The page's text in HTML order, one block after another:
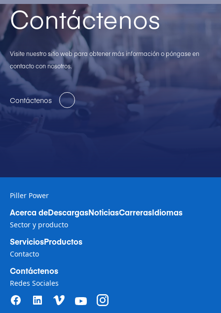
Contáctenos
Visite nuestro sitio web para obtener más información o póngase en
contacto con nosotros.
Contáctenos
Piller Power
Acerca deDescargasNoticiasCarrerasIdiomas
Sector y producto
ServiciosProductos
Contacto
Contáctenos
Redes Sociales